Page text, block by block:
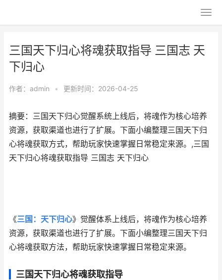
三国天下归心将魂获取指导 三国志 天
下归心
作者： admin • 更新时间：2026-04-25
摘要：三国天下归心觉醒系统上线后，将魂作为核心培养
资源，获取渠道也进行了扩展。下面小编整理三国天下归
心将魂获取方式，帮助玩家快速掌握日常稳定来源。,三国
天下归心将魂获取指导 三国志 天下归心
《三国：天下归心》觉醒体系上线后，将魂作为核心培养
资源，获取渠道也进行了扩展。下面小编整理三国天下归
心将魂获取方法，帮助玩家快速掌握日常稳定来源。
三国天下归心将魂获取指导